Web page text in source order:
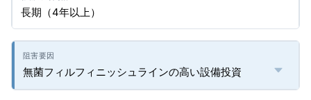
長期（4年以上）
無菌フィルフィニッシュラインの高い設備投資